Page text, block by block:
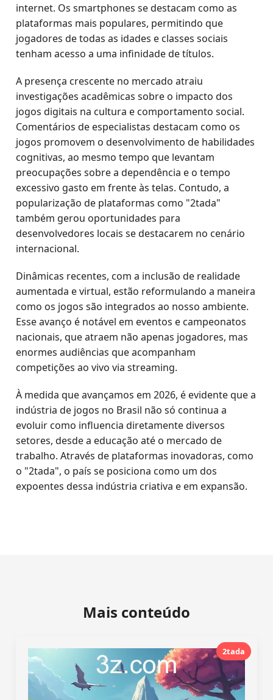
internet. Os smartphones se destacam como as
plataformas mais populares, permitindo que
jogadores de todas as idades e classes sociais
tenham acesso a uma infinidade de títulos.
A presença crescente no mercado atraiu
investigações acadêmicas sobre o impacto dos
jogos digitais na cultura e comportamento social.
Comentários de especialistas destacam como os
jogos promovem o desenvolvimento de habilidades
cognitivas, ao mesmo tempo que levantam
preocupações sobre a dependência e o tempo
excessivo gasto em frente às telas. Contudo, a
popularização de plataformas como "2tada"
também gerou oportunidades para
desenvolvedores locais se destacarem no cenário
internacional.
Dinâmicas recentes, com a inclusão de realidade
aumentada e virtual, estão reformulando a maneira
como os jogos são integrados ao nosso ambiente.
Esse avanço é notável em eventos e campeonatos
nacionais, que atraem não apenas jogadores, mas
enormes audiências que acompanham
competições ao vivo via streaming.
À medida que avançamos em 2026, é evidente que a
indústria de jogos no Brasil não só continua a
evoluir como influencia diretamente diversos
setores, desde a educação até o mercado de
trabalho. Através de plataformas inovadoras, como
o "2tada", o país se posiciona como um dos
expoentes dessa indústria criativa e em expansão.
Mais conteúdo
2tada